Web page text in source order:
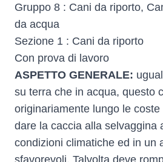
Gruppo 8 : Cani da riporto,
da acqua
Sezione 1 : Cani da riporto
Con prova di lavoro
ASPETTO GENERALE:
su terra che in acqua, questo
originariamente lungo le
dare la caccia alla selvaggina
condizioni climatiche ed in un
sfavorevoli. Talvolta deve